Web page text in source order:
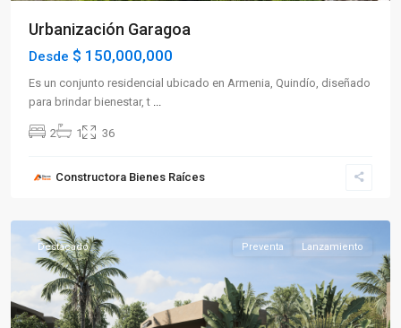
Urbanización Garagoa
Desde $ 150,000,000
Es un conjunto residencial ubicado en Armenia, Quindío, diseñado
para brindar bienestar, t ...
2 1 36
Constructora Bienes Raíces
La
Destacado Preventa Lanzamiento